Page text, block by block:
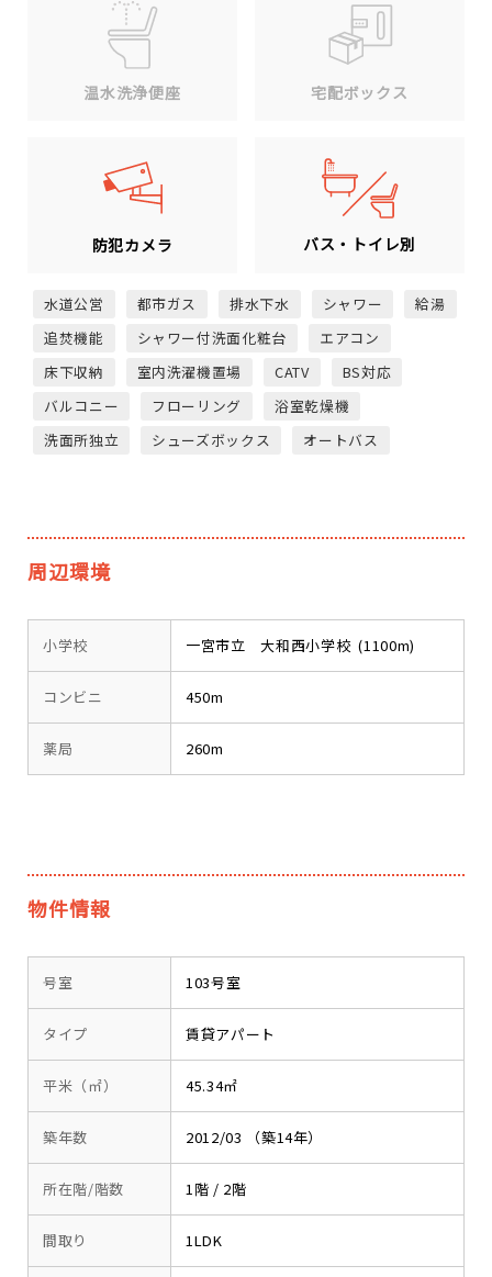
温水洗浄便座 宅配ボックス
防犯カメラ バス・トイレ別
水道公営 都市ガス 排水下水 シャワー
給湯
追焚機能
シャワー付洗面化粧台
エアコン
床下収納
室内洗濯機置場 CATV
BS対応
バルコニー
フローリング
浴室乾燥機
洗面所独立
シューズボックス オートバス
周辺環境
小学校 一宮市立 大和西小学校 (1100m)
コンビニ 450m
薬局 260m
物件情報
号室 103号室
タイプ 賃貸アパート
平米（㎡） 45.34㎡
築年数 2012/03 （築14年）
所在階/階数 1階 / 2階
間取り 1LDK